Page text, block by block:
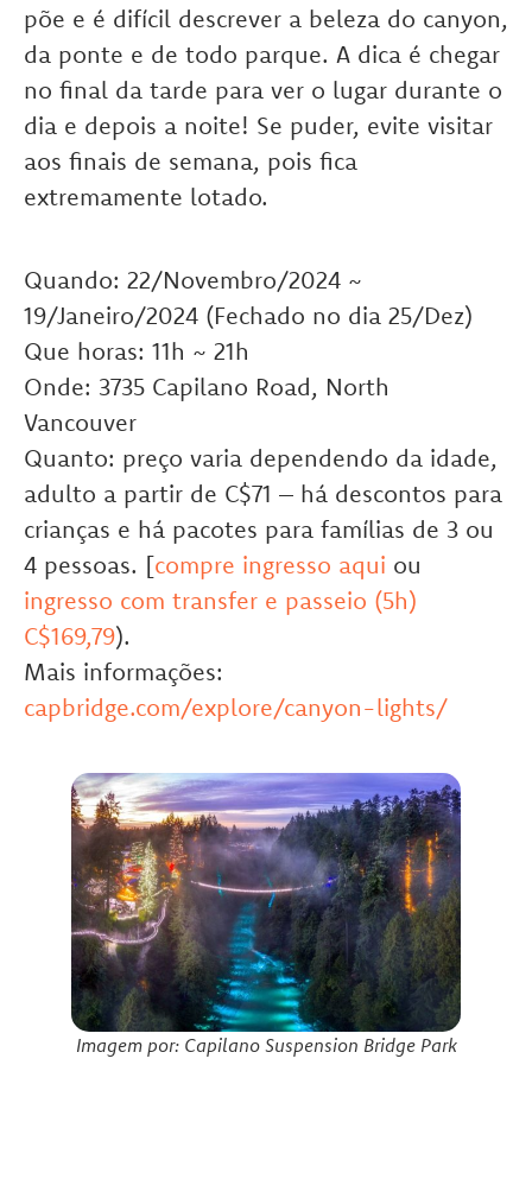
põe e é difícil descrever a beleza do canyon,
da ponte e de todo parque. A dica é chegar
no final da tarde para ver o lugar durante o
dia e depois a noite! Se puder, evite visitar
aos finais de semana, pois fica
extremamente lotado.
Quando: 22/Novembro/2024 ~
19/Janeiro/2024 (Fechado no dia 25/Dez)
Que horas: 11h ~ 21h
Onde: 3735 Capilano Road, North
Vancouver
Quanto: preço varia dependendo da idade,
adulto a partir de C$71 – há descontos para
crianças e há pacotes para famílias de 3 ou
4 pessoas. [compre ingresso aqui ou
ingresso com transfer e passeio (5h)
C$169,79).
Mais informações:
capbridge.com/explore/canyon-lights/
Imagem por: Capilano Suspension Bridge Park